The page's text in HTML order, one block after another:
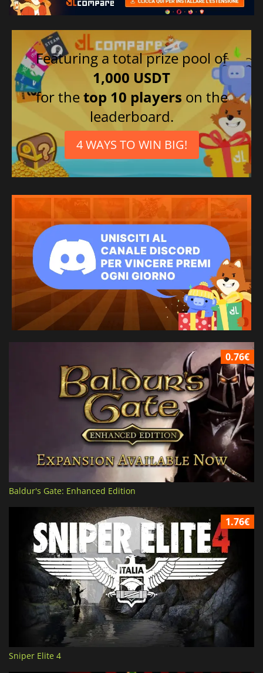
Featuring a total prize pool of
1,000 USDT
for thetop 10 players on the
leaderboard.
4 WAYS TO WIN BIG!
0.76€
Baldur's Gate: Enhanced Edition
1.76€
Sniper Elite 4